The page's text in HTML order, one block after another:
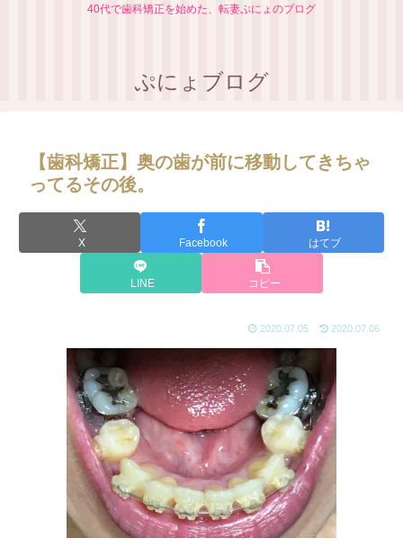
40代で歯科矯正を始めた、転妻ぷにょのブログ
ぷにょブログ
【歯科矯正】奥の歯が前に移動してきちゃ
ってるその後。
X Facebook はてブ
LINE コピー
2020.07.05 2020.07.06